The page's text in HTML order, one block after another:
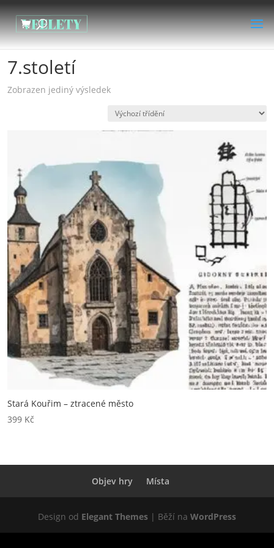
Domů/ Produkty se štítkem „7.století“
7.století
Zobrazen jediný výsledek
Stará Kouřim – ztracené město
399 Kč
Objev hry Místa
Design od Elegant Themes | Běží na WordPress